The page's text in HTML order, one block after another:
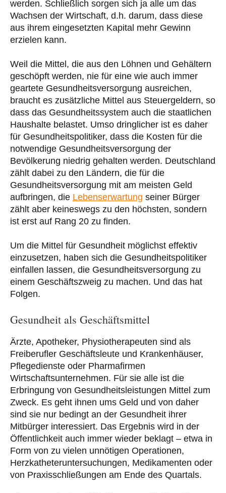
werden. Schließlich sorgen sich ja alle um das
Wachsen der Wirtschaft, d.h. darum, dass diese
aus ihrem eingesetzten Kapital mehr Gewinn
erzielen kann.
Weil die Mittel, die aus den Löhnen und Gehältern
geschöpft werden, nie für eine wie auch immer
geartete Gesundheitsversorgung ausreichen,
braucht es zusätzliche Mittel aus Steuergeldern, so
dass das Gesundheitssystem auch die staatlichen
Haushalte belastet. Umso dringlicher ist es daher
für Gesundheitspolitiker, dass die Kosten für die
notwendige Gesundheitsversorgung der
Bevölkerung niedrig gehalten werden. Deutschland
zählt dabei zu den Ländern, die für die
Gesundheitsversorgung mit am meisten Geld
aufbringen, die Lebenserwartung seiner Bürger
zählt aber keineswegs zu den höchsten, sondern
ist erst auf Rang 20 zu finden.
Um die Mittel für Gesundheit möglichst effektiv
einzusetzen, haben sich die Gesundheitspolitiker
einfallen lassen, die Gesundheitsversorgung zu
einem Geschäftszweig zu machen. Und das hat
Folgen.
Gesundheit als Geschäftsmittel
Ärzte, Apotheker, Physiotherapeuten sind als
Freiberufler Geschäftsleute und Krankenhäuser,
Pflegedienste oder Pharmafirmen
Wirtschaftsunternehmen. Für sie alle ist die
Erbringung von Gesundheitsleistungen Mittel zum
Zweck. Es geht ihnen ums Geld und von daher
sind sie nur bedingt an der Gesundheit ihrer
Mitbürger interessiert. Das Ergebnis wird in der
Öffentlichkeit auch immer wieder beklagt – etwa in
Form von zu vielen unnötigen Operationen,
Herzkatheteruntersuchungen, Medikamenten oder
von Praxisschließungen am Ende des Quartals.